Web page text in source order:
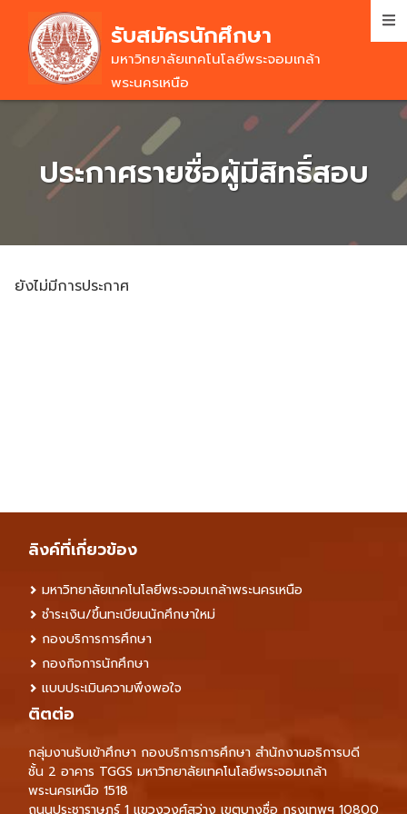
main
content
รับสมัครนักศึกษา
มหาวิทยาลัยเทคโนโลยีพระจอมเกล้า
พระนครเหนือ
ประกาศรายชื่อผู้มีสิทธิ์สอบ
ยังไม่มีการประกาศ
ลิงค์ที่เกี่ยวข้อง
มหาวิทยาลัยเทคโนโลยีพระจอมเกล้าพระนครเหนือ
ชำระเงิน/ขึ้นทะเบียนนักศึกษาใหม่
กองบริการการศึกษา
กองกิจการนักศึกษา
แบบประเมินความพึงพอใจ
ติตต่อ
กลุ่มงานรับเข้าศึกษา กองบริการการศึกษา สำนักงานอธิการบดี
ชั้น 2 อาคาร TGGS มหาวิทยาลัยเทคโนโลยีพระจอมเกล้า
พระนครเหนือ 1518
ถนนประชาราษฎร์ 1 แขวงวงศ์สว่าง เขตบางซื่อ กรุงเทพฯ 10800